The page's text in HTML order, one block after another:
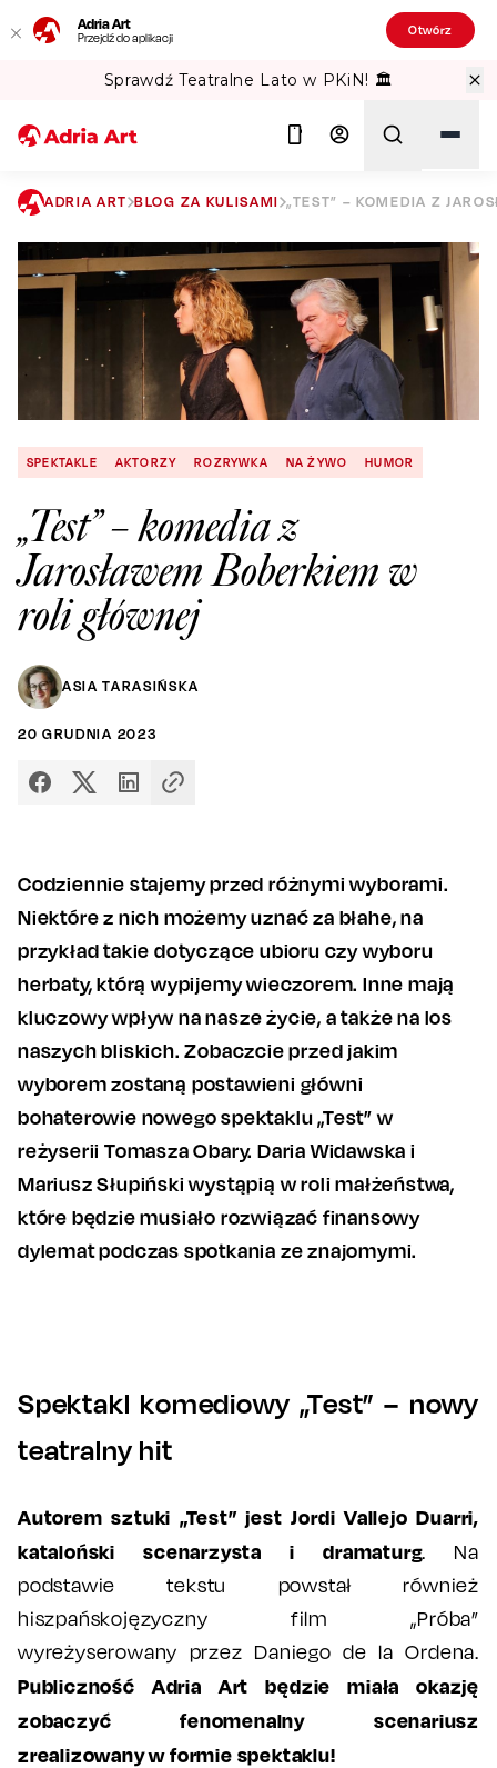
Adria Art
Przejdź do aplikacji Otwórz
Sprawdź Teatralne Lato w PKiN! 🏛️
Szukaj
ADRIA ART BLOG ZA KULISAMI „TEST” – KOMEDIA Z
SPEKTAKLE AKTORZY ROZRYWKA NA ŻYWO HUMOR
„Test” – komedia z
Jarosławem Boberkiem w
roli głównej
ASIA TARASIŃSKA
20 GRUDNIA 2023
Codziennie stajemy przed różnymi wyborami.
Niektóre z nich możemy uznać za błahe, na
przykład takie dotyczące ubioru czy wyboru
herbaty, którą wypijemy wieczorem. Inne mają
kluczowy wpływ na nasze życie, a także na los
naszych bliskich. Zobaczcie przed jakim
wyborem zostaną postawieni główni
bohaterowie nowego spektaklu „Test” w
reżyserii Tomasza Obary. Daria Widawska i
Mariusz Słupiński wystąpią w roli małżeństwa,
które będzie musiało rozwiązać finansowy
dylemat podczas spotkania ze znajomymi.
Spektakl komediowy „Test” – nowy
teatralny hit
Autorem sztuki „Test” jest Jordi Vallejo Duarri,
kataloński scenarzysta i dramaturg. Na
podstawie tekstu powstał również
hiszpańskojęzyczny film „Próba”
wyreżyserowany przez Daniego de la Ordena.
Publiczność Adria Art będzie miała okazję
zobaczyć fenomenalny scenariusz
zrealizowany w formie spektaklu!